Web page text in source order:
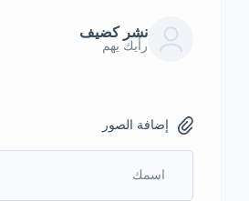
نشر كضيف
رأيك يهم
إضافة الصور